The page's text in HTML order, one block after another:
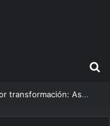
La Catedral recupera su esplendor: así será la nueva iluminación que sorprenderá a los peregrinos en el Milagro